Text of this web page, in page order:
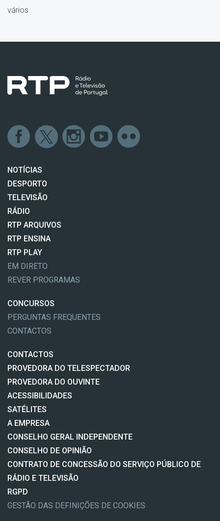
vários
NOTÍCIAS
DESPORTO
TELEVISÃO
RÁDIO
RTP ARQUIVOS
RTP ENSINA
RTP PLAY
EM DIRETO
REVER PROGRAMAS
CONCURSOS
PERGUNTAS FREQUENTES
CONTACTOS
CONTACTOS
PROVEDORA DO TELESPECTADOR
PROVEDORA DO OUVINTE
ACESSIBILIDADES
SATÉLITES
A EMPRESA
CONSELHO GERAL INDEPENDENTE
CONSELHO DE OPINIÃO
CONTRATO DE CONCESSÃO DO SERVIÇO PÚBLICO DE
RÁDIO E TELEVISÃO
RGPD
GESTÃO DAS DEFINIÇÕES DE COOKIES